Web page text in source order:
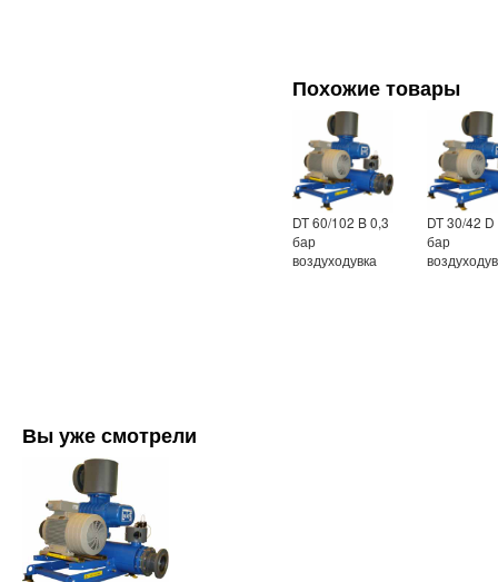
Похожие товары
DT 60/102 B 0,3
бар
воздуходувка
DT 30/42
бар
Вы уже смотрели